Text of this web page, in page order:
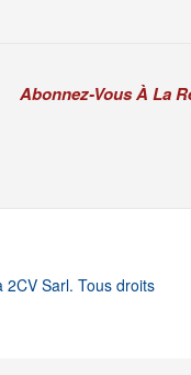
Abonnez-Vous À La
Sarl. Tous droits